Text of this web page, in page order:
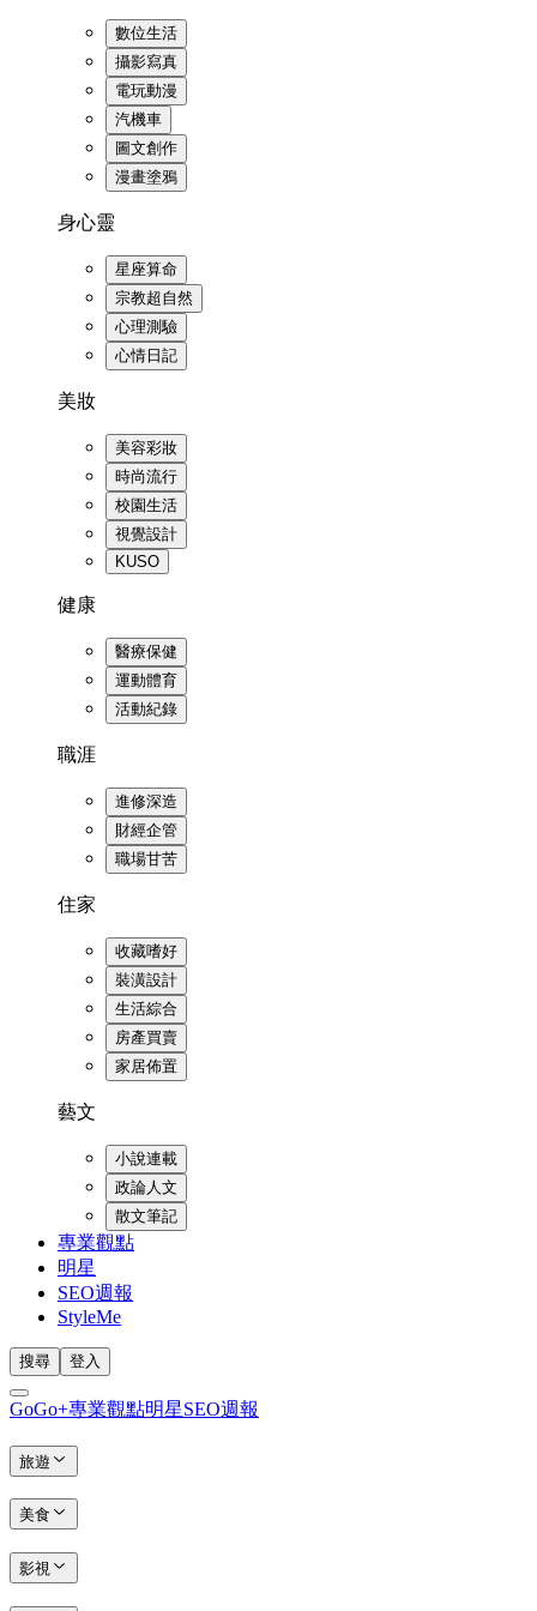
數位生活
攝影寫真
電玩動漫
汽機車
圖文創作
漫畫塗鴉
身心靈
星座算命
宗教超自然
心理測驗
心情日記
美妝
美容彩妝
時尚流行
校園生活
視覺設計
KUSO
健康
醫療保健
運動體育
活動紀錄
職涯
進修深造
財經企管
職場甘苦
住家
收藏嗜好
裝潢設計
生活綜合
房產買賣
家居佈置
藝文
小說連載
政論人文
散文筆記
專業觀點
明星
SEO週報
StyleMe
搜尋 登入
GoGo+專業觀點明星SEO週報
旅遊
美食
影視